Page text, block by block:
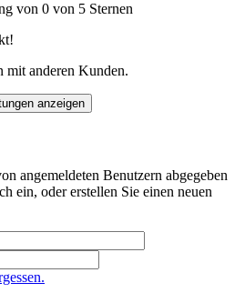
von 0 von 5 Sternen
mit anderen Kunden.
anzeigen
angemeldeten Benutzern abgegeben
ein, oder erstellen Sie einen neuen